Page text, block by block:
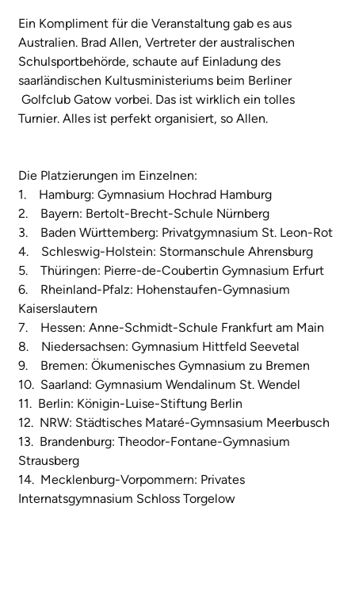
Ein Kompliment für die Veranstaltung gab es aus
Australien. Brad Allen, Vertreter der australischen
Schulsportbehörde, schaute auf Einladung des
saarländischen Kultusministeriums beim Berliner
Golfclub Gatow vorbei. Das ist wirklich ein tolles
Turnier. Alles ist perfekt organisiert, so Allen.
Die Platzierungen im Einzelnen:
1. Hamburg: Gymnasium Hochrad Hamburg
2. Bayern: Bertolt-Brecht-Schule Nürnberg
3. Baden Württemberg: Privatgymnasium St. Leon-Rot
4. Schleswig-Holstein: Stormanschule Ahrensburg
5. Thüringen: Pierre-de-Coubertin Gymnasium Erfurt
6. Rheinland-Pfalz: Hohenstaufen-Gymnasium
Kaiserslautern
7. Hessen: Anne-Schmidt-Schule Frankfurt am Main
8. Niedersachsen: Gymnasium Hittfeld Seevetal
9. Bremen: Ökumenisches Gymnasium zu Bremen
10. Saarland: Gymnasium Wendalinum St. Wendel
11. Berlin: Königin-Luise-Stiftung Berlin
12. NRW: Städtisches Mataré-Gymnsasium Meerbusch
13. Brandenburg: Theodor-Fontane-Gymnasium
Strausberg
14. Mecklenburg-Vorpommern: Privates
Internatsgymnasium Schloss Torgelow